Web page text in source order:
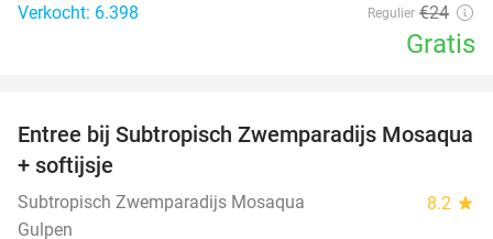
Verkocht: 6.398
Regulier €24
Gratis
25%
Entree bij Subtropisch Zwemparadijs Mosaqua
+ softijsje
Subtropisch Zwemparadijs Mosaqua 8.2 star
Gulpen